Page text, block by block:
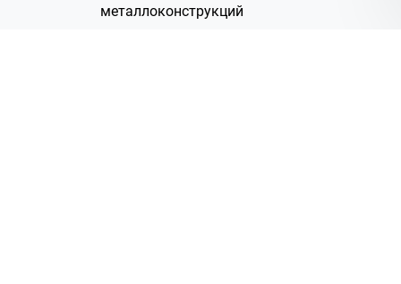
металлоконструкций